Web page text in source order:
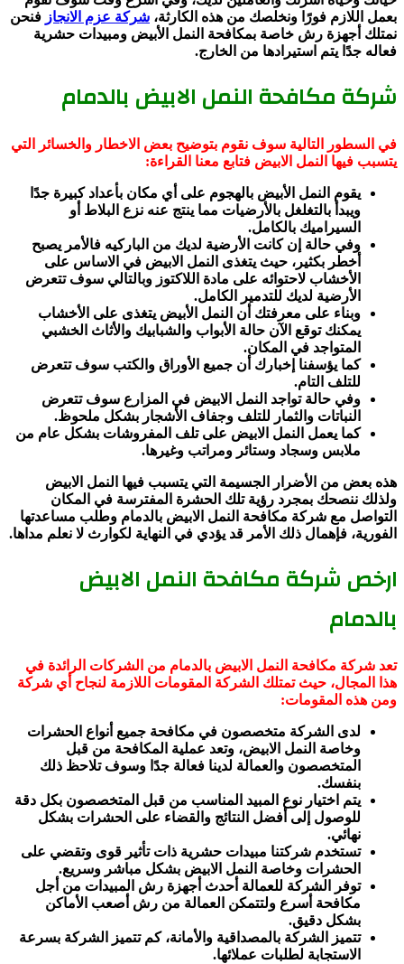
بعمل اللازم فورًا ونخلصك من هذه الكارثة، شركة عزم الانجاز فنحن
نمتلك أجهزة رش خاصة بمكافحة النمل الأبيض ومبيدات حشرية
فعاله جدًا يتم استيرادها من الخارج.
شركة مكافحة النمل الابيض بالدمام
في السطور التالية سوف نقوم بتوضيح بعض الاخطار والخسائر التي
يتسبب فيها النمل الابيض فتابع معنا القراءة:
يقوم النمل الأبيض بالهجوم على أي مكان بأعداد كبيرة جدًا
ويبدأ بالتغلغل بالأرضيات مما ينتج عنه نزع البلاط أو
السيراميك بالكامل.
وفي حالة إن كانت الأرضية لديك من الباركيه فالأمر يصبح
أخطر بكثير، حيث يتغذى النمل الابيض في الاساس على
الأخشاب لاحتوائه على مادة اللاكتوز وبالتالي سوف تتعرض
الأرضية لديك للتدمير الكامل.
وبناء على معرفتك أن النمل الأبيض يتغذى على الأخشاب
يمكنك توقع الآن حالة الأبواب والشبابيك والأثاث الخشبي
المتواجد في المكان.
كما يؤسفنا إخبارك أن جميع الأوراق والكتب سوف تتعرض
للتلف التام.
وفي حالة تواجد النمل الابيض في المزارع سوف تتعرض
النباتات والثمار للتلف وجفاف الأشجار بشكل ملحوظ.
كما يعمل النمل الابيض على تلف المفروشات بشكل عام من
ملابس وسجاد وستائر ومراتب وغيرها.
هذه بعض من الأضرار الجسيمة التي يتسبب فيها النمل الابيض
ولذلك ننصحك بمجرد رؤية تلك الحشرة المفترسة في المكان
التواصل مع شركة مكافحة النمل الابيض بالدمام وطلب مساعدتها
الفورية، فإهمال ذلك الأمر قد يؤدي في النهاية لكوارث لا نعلم مداها.
ارخص شركة مكافحة النمل الابيض
بالدمام
تعد شركة مكافحة النمل الابيض بالدمام من الشركات الرائدة في
هذا المجال، حيث تمتلك الشركة المقومات اللازمة لنجاح أي شركة
ومن هذه المقومات:
لدى الشركة متخصصون في مكافحة جميع أنواع الحشرات
وخاصة النمل الابيض، وتعد عملية المكافحة من قبل
المتخصصون والعمالة لدينا فعالة جدًا وسوف تلاحظ ذلك
بنفسك.
يتم اختيار نوع المبيد المناسب من قبل المتخصصون بكل دقة
للوصول إلى أفضل النتائج والقضاء على الحشرات بشكل
نهائي.
تستخدم شركتنا مبيدات حشرية ذات تأثير قوى وتقضي على
الحشرات وخاصة النمل الابيض بشكل مباشر وسريع.
توفر الشركة للعمالة أحدث أجهزة رش المبيدات من أجل
مكافحة أسرع ولتتمكن العمالة من رش أصعب الأماكن
بشكل دقيق.
تتميز الشركة بالمصداقية والأمانة، كم تتميز الشركة بسرعة
الاستجابة لطلبات عملائها.